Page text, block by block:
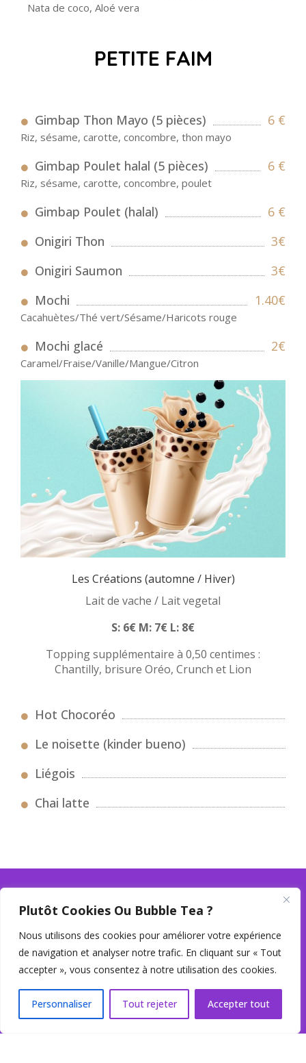
Plutôt Cookies Ou Bubble Tea ?
Nous utilisons des cookies pour améliorer votre expérience
de navigation et analyser notre trafic. En cliquant sur « Tout
accepter », vous consentez à notre utilisation des cookies.
Personnaliser Tout rejeter Accepter tout
Nata de coco, Aloé vera
PETITE FAIM
Gimbap Thon Mayo (5 pièces) 6 €
Riz, sésame, carotte, concombre, thon mayo
Gimbap Poulet halal (5 pièces) 6 €
Riz, sésame, carotte, concombre, poulet
Gimbap Poulet (halal)
6 €
Onigiri Thon
3€
Onigiri Saumon
3€
Mochi
1.40€
Cacahuètes/Thé vert/Sésame/Haricots rouge
Mochi glacé 2€
Caramel/Fraise/Vanille/Mangue/Citron
Les Créations (automne / Hiver)
Lait de vache / Lait vegetal
S: 6€ M: 7€ L: 8€
Topping supplémentaire à 0,50 centimes :
Chantilly, brisure Oréo, Crunch et Lion
Hot Chocoréo
Le noisette (kinder bueno)
Liégois
Chai latte